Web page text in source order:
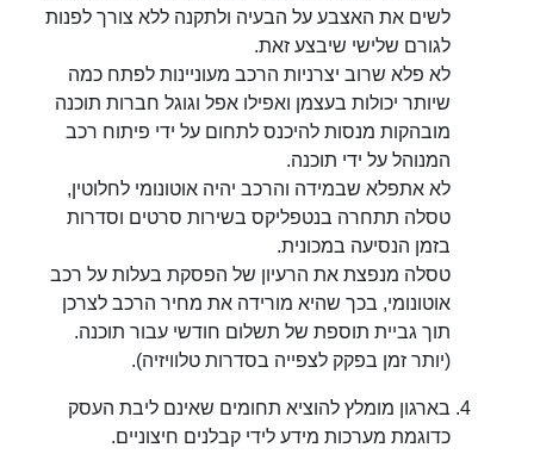
לשים את האצבע על הבעיה ולתקנה ללא צורך לפנות
לגורם שלישי שיבצע זאת.
לא פלא שרוב יצרניות הרכב מעוניינות לפתח כמה
שיותר יכולות בעצמן ואפילו אפל וגוגל חברות תוכנה
מובהקות מנסות להיכנס לתחום על ידי פיתוח רכב
המנוהל על ידי תוכנה.
לא אתפלא שבמידה והרכב יהיה אוטונומי לחלוטין,
טסלה תתחרה בנטפליקס בשירות סרטים וסדרות
בזמן הנסיעה במכונית.
טסלה מנפצת את הרעיון של הפסקת בעלות על רכב
אוטונומי, בכך שהיא מורידה את מחיר הרכב לצרכן
תוך גביית תוספת של תשלום חודשי עבור תוכנה.
(יותר זמן בפקק לצפייה בסדרות טלוויזיה).
בארגון מומלץ להוציא תחומים שאינם ליבת העסק
כדוגמת מערכות מידע לידי קבלנים חיצוניים.